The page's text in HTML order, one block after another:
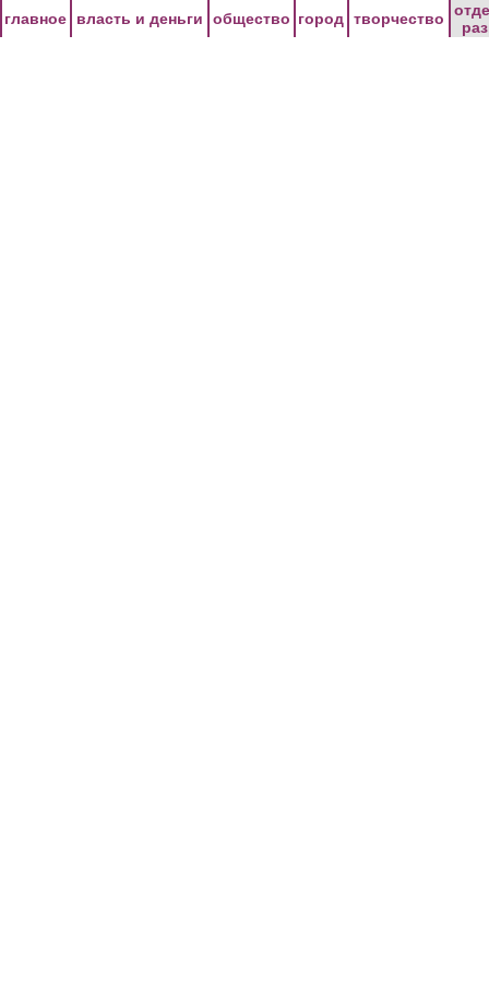
главное власть и деньги общество город творчество